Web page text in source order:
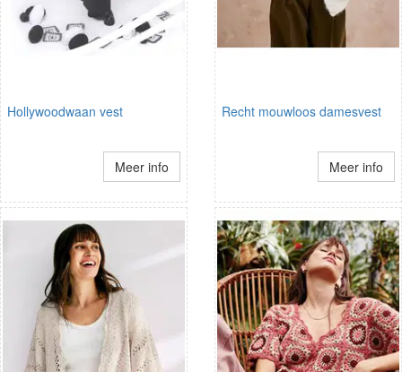
Hollywoodwaan vest
Meer info
Recht mouwloos damesvest
Meer info